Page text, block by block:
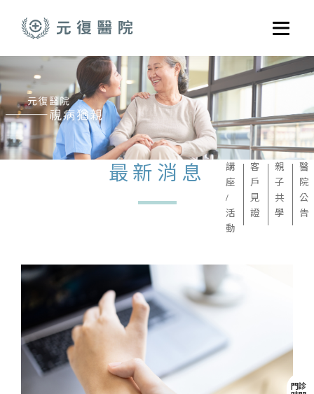
選單
關於元復
就醫指南
醫學門診
醫療養護服務 最新消息
講
座
/
活
動
客
戶
見
證
親
子
共
學
醫
院
公
告
門診